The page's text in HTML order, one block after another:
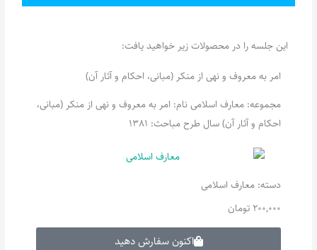
این جلسه را در محصولات زیر خواهید یافت:
امر به معروف و نهی از منکر (مبانی، احکام و آثار آن)
مجموعه: معارف اسلامی نام: امر به معروف و نهی از منکر (مبانی،
احکام ‌و آثار آن) سال طرح مباحث: 1381
دسته:معارف اسلامی
200,000 تومان
اکنون سفارش دهید